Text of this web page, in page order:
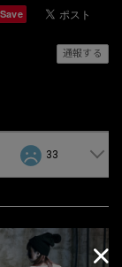
Save
通報する
33